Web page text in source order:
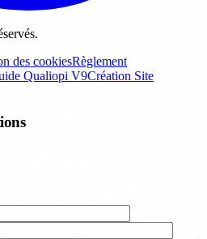
des cookiesRèglement
Qualiopi V9Création Site